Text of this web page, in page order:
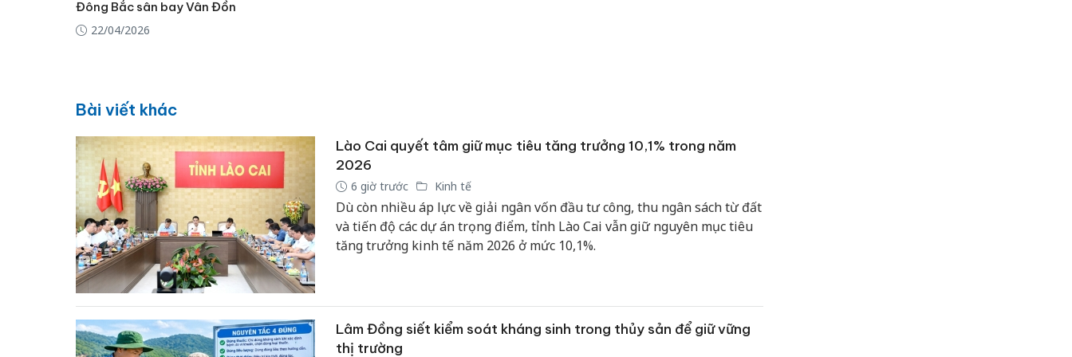
Đông Bắc sân bay Vân Đồn
22/04/2026
Bài viết khác
Lào Cai quyết tâm giữ mục tiêu tăng trưởng 10,1% trong năm
2026
6 giờ trước Kinh tế
Dù còn nhiều áp lực về giải ngân vốn đầu tư công, thu ngân sách từ đất
và tiến độ các dự án trọng điểm, tỉnh Lào Cai vẫn giữ nguyên mục tiêu
tăng trưởng kinh tế năm 2026 ở mức 10,1%.
Lâm Đồng siết kiểm soát kháng sinh trong thủy sản để giữ vững
thị trường